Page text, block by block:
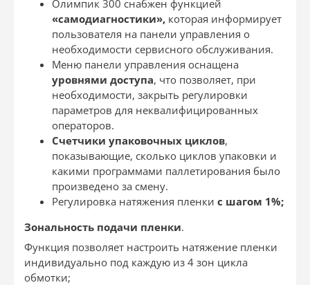
Олимпик 300 снабжен функцией
«самодиагностики», которая информирует
пользователя на панели управления о
необходимости сервисного обслуживания.
Меню панели управления оснащена
уровнями доступа, что позволяет, при
необходимости, закрыть регулировки
параметров для неквалифицированных
операторов.
Счетчики упаковочных циклов,
показывающие, сколько циклов упаковки и
какими программами паллетирования было
произведено за смену.
Регулировка натяжения пленки с шагом 1%;
Зональность подачи пленки.
Функция позволяет настроить натяжение пленки
индивидуально под каждую из 4 зон цикла
обмотки;